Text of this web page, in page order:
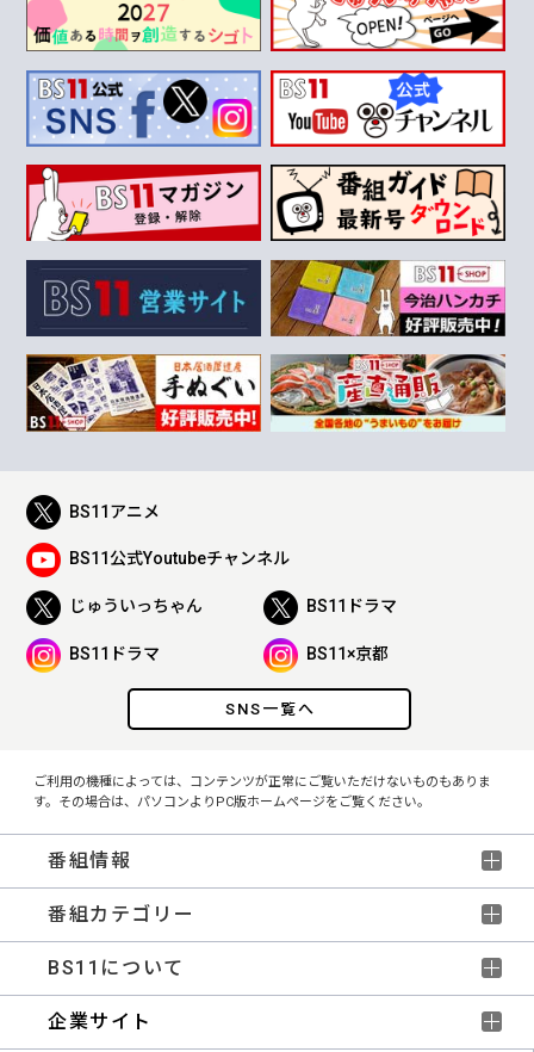
SNS一覧へ
BS11アニメ
BS11公式Youtubeチャンネル
じゅういっちゃん BS11ドラマ
BS11ドラマ BS11×京都
ご利用の機種によっては、コンテンツが正常にご覧いただけないものもありま
す。その場合は、パソコンよりPC版ホームページをご覧ください。
番組情報
番組カテゴリー
BS11について
企業サイト